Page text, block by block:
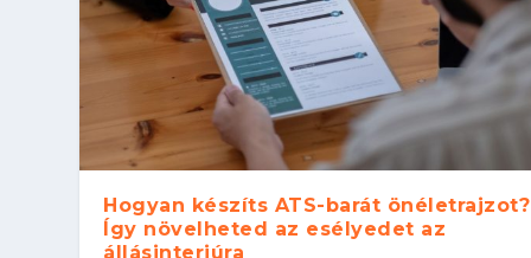
Hogyan készíts ATS-barát önéletrajzot?
Így növelheted az esélyedet az
állásinterjúra